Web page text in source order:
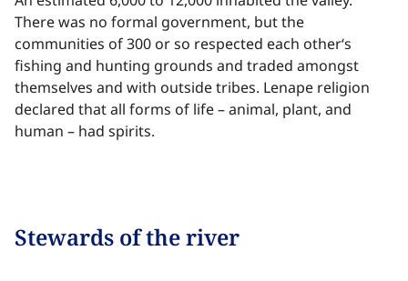
There was no formal government, but the
communities of 300 or so respected each other‘s
fishing and hunting grounds and traded amongst
themselves and with outside tribes. Lenape religion
declared that all forms of life – animal, plant, and
human – had spirits.​​​​‌ ‍ ​‍​‍‌‍ ‌ ​‍‌‍‍‌‌‍‌ ‌‍‍‌‌‍ ‍​‍​‍​ ‍‍​‍​‍‌ ​ ‌‍​‌‌‍ ‍‌‍‍‌‌ ‌​‌ ‍‌​‍ ‍‌‍‍‌‌‍ ​‍​‍​‍ ​​‍​‍‌‍‍​‌ ​‍‌‍‌‌‌‍‌‍​‍​‍​ ‍‍​‍​‍‌‍‍​‌ ‌​‌ ‌​‌ ​​‌ ​ ​ ‍‍​‍ ​‍ ‌‍​ ‌‍ ‌‌ ​ ​‍ ‍‌‍ ‌‌‍​‌‌‍‍‌‌‍ ‍​‍ ‍​ ​‍​ ​​​ ​‍​ ‌​‌ ​‍‌‍‌‌‌‍‌​‌‍‌‌‌ ​ ‌‍‍‌‌‍‌ ‌‍ ‍​‍ ‍‌ ​‍‌‍‍‌‌ ‌‍‌‍‌‌‌ ​‍‌‍‍ ‌‍‌‌‌‍‌‌‌ ​​‌‍‌‌‌ ​‍​‍ ‍‌‍ ‌ ​‍‌‍‌ ​‍ ‌‍‍‌‌‍ ‍‌ ‌​‌‍‌‌‌‍ ‍‌ ‌​​‍ ‌‍‌‌‌‍‌​‌‍‍‌‌ ‌​​‍ ‌‍ ‌‌‍ ‌‍‌​‌‍‌‌​ ‌‌ ​​‌ ​‍‌‍‌‌‌ ​ ‌‍‌‌‌‍ ‍‌ ‌​‌‍​‌‌ ‌​‌‍‍‌‌‍ ‌‍ ‍​ ‍ ‌‍‍‌‌‍‌​​ ‌‌‍‍​‌‍‍‌‌ ​ ‌ ‌​‌‍ ‌ ​‍‌ ‍‌‌​ ‌‍‌‍‌‌‌​‌‍‍​‌‍‌‌‌​‍​‌ ‌‌‌‍‌​‌ ​ ‌‍ ‌‍ ‍‌‌​‍‌‍‍‌‌ ‌‍‌‍‌‌‌ ​‍​ ‍ ‌ ‌​‌ ‍‌‌ ​​‌‍‌‌​ ‌‌‍‍​‌ ‌‌‌‍‌​‌ ​ ‌‍ ‌‍ ‍‌‌ ‌ ​​‌‍​‌‌‍‌ ‌‍‌‌​ ‍ ‌ ​​‌‍​‌‌ ‌​‌‍‍​​ ‌‌‍​ ‌‍ ‌‍ ‍‌ ‌​‌‍‌‌‌‍ ‍‌ ‌​​‍‌‌​ ‌‌‌​​‍‌‌ ‌‍‍ ‌‍‌‌‌ ‍‌​‍‌‌​ ​ ‌​‌​​‍‌‌​ ​ ‌​‌​​‍‌‌​ ​‍​ ​‍​ ‌‌​ ‌ ‌‍​‌​ ‍​​ ‍​‌‍‌‌‌‍‌‌​ ‌​​ ​​​ ​​‌‍​‍​ ​​​‍‌‌​ ​‍​ ​‍​‍‌‌​ ‌‌‌​‌​​‍ ‍‌‍​ ‌‍‍​‌‍‍‌‌‍ ​‌‍‌​‌ ​‍‌‍‌‌‌‍ ‍​‍‌‌​ ‌‌‌​​‍‌‌ ‌‍‍ ‌‍‌‌‌ ‍‌​‍‌‌​ ​ ‌​‌​​‍‌‌​ ​ ‌​‌​​‍‌‌​ ​‍​ ​‍‌‍​‌​ ‌‍​ ​ ‌‍‌‌​ ​‌​ ​‌‌‍​ ​ ​‌​ ‌​​ ​‍​ ​‍‌‍‌‌​ ​​​‍‌‌​ ​‍​ ​‍​‍‌‌​ ‌‌‌​‌​​‍ ‍‌ ‌​‌‍‌‌‌ ‍​‌ ‌​​ ‌‍​‍‌‍​‌‌ ​ ‌‍‌‌‌‌‌‌‌ ​‍‌‍ ​​ ‌‌‍‍​‌ ‌​‌ ‌​‌ ​​‌ ​ ​‍‌‌​ ​ ‌​​‌​‍‌‌​ ​‍‌​‌‍​‍‌‌​ ​‍‌​‌‍‌‍​ ‌‍ ‌‌ ​ ​‍ ‍‌‍ ‌‌‍​‌‌‍‍‌‌‍ ‍​‍ ‍​ ​‍​ ​​​ ​‍​ ‌​‌ ​‍‌‍‌‌‌‍‌​‌‍‌‌‌ ​ ‌‍‍‌‌‍‌ ‌‍ ‍​‍ ‍‌ ​‍‌‍‍‌‌ ‌‍‌‍‌‌‌ ​‍‌‍‍ ‌‍‌‌‌‍‌‌‌ ​​‌‍‌‌‌ ​‍​‍ ‍‌‍ ‌ ​‍‌‍‌ ​‍‌‍‌‍‍‌‌‍‌​​ ‌‌‍‍​‌‍‍‌‌ ​ ‌ ‌​‌‍ ‌ ​‍‌ ‍‌‌​ ‌‍‌‍‌‌‌​‌‍‍​‌‍‌‌‌​‍​‌ ‌‌‌‍‌​‌ ​ ‌‍ ‌‍ ‍‌‌​‍‌‍‍‌‌ ‌‍‌‍‌‌‌ ​‍​‍‌‍‌ ‌​‌ ‍‌‌ ​​‌‍‌‌​ ‌‌‍‍​‌ ‌‌‌‍‌​‌ ​ ‌‍ ‌‍ ‍‌‌ ‌ ​​‌‍​‌‌‍‌ ‌‍‌‌​‍‌‍‌ ​​‌‍​‌‌ ‌​‌‍‍​​ ‌‌‍​ ‌‍ ‌‍ ‍‌ ‌​‌‍‌‌‌‍ ‍‌ ‌​​‍‌‌​ ‌‌‌​​‍‌‌ ‌‍‍ ‌‍‌‌‌ ‍‌​‍‌‌​ ​ ‌​‌​​‍‌‌​ ​ ‌​‌​​‍‌‌​ ​‍​ ​‍​ ‌‌​ ‌ ‌‍​‌​ ‍​​ ‍​‌‍‌‌‌‍‌‌​ ‌​​ ​​​ ​​‌‍​‍​ ​​​‍‌‌​ ​‍​ ​‍​‍‌‌​ ‌‌‌​‌​​‍ ‍‌‍​ ‌‍‍​‌‍‍‌‌‍ ​‌‍‌​‌ ​‍‌‍‌‌‌‍ ‍​‍‌‌​ ‌‌‌​​‍‌‌ ‌‍‍ ‌‍‌‌‌ ‍‌​‍‌‌​ ​ ‌​‌​​‍‌‌​ ​ ‌​‌​​‍‌‌​ ​‍​ ​‍‌‍​‌​ ‌‍​ ​ ‌‍‌‌​ ​‌​ ​‌‌‍​ ​ ​‌​ ‌​​ ​‍​ ​‍‌‍‌‌​ ​​​‍‌‌​ ​‍​ ​‍​‍‌‌​ ‌‌‌​‌​​‍ ‍‌ ‌​‌‍‌‌‌ ‍​‌ ‌​​‍‌‍‌ ​​‌‍‌‌‌ ​‍‌ ​ ‌ ​​‌‍‌‌‌‍​ ‌ ‌​‌‍‍‌‌ ‌‍‌‍‌‌​ ‌‌ ​​‌ ‌‌‌‍​‍‌‍ ​‌‍‍‌‌ ​ ‌‍‍​‌‍‌‌‌‍‌​​‍​‍‌ ‌
Stewards of the river​​​​‌ ‍ ​‍​‍‌‍ ‌ ​‍‌‍‍‌‌‍‌ ‌‍‍‌‌‍ ‍​‍​‍​ ‍‍​‍​‍‌ ​ ‌‍​‌‌‍ ‍‌‍‍‌‌ ‌​‌ ‍‌​‍ ‍‌‍‍‌‌‍ ​‍​‍​‍ ​​‍​‍‌‍‍​‌ ​‍‌‍‌‌‌‍‌‍​‍​‍​ ‍‍​‍​‍‌‍‍​‌ ‌​‌ ‌​‌ ​​‌ ​ ​ ‍‍​‍ ​‍ ‌‍​ ‌‍ ‌‌ ​ ​‍ ‍‌‍ ‌‌‍​‌‌‍‍‌‌‍ ‍​‍ ‍​ ​‍​ ​​​ ​‍​ ‌​‌ ​‍‌‍‌‌‌‍‌​‌‍‌‌‌ ​ ‌‍‍‌‌‍‌ ‌‍ ‍​‍ ‍‌ ​‍‌‍‍‌‌ ‌‍‌‍‌‌‌ ​‍‌‍‍ ‌‍‌‌‌‍‌‌‌ ​​‌‍‌‌‌ ​‍​‍ ‍‌‍ ‌ ​‍‌‍‌ ​‍ ‌‍‍‌‌‍ ‍‌ ‌​‌‍‌‌‌‍ ‍‌ ‌​​‍ ‌‍‌‌‌‍‌​‌‍‍‌‌ ‌​​‍ ‌‍ ‌‌‍ ‌‍‌​‌‍‌‌​ ‌‌ ​​‌ ​‍‌‍‌‌‌ ​ ‌‍‌‌‌‍ ‍‌ ‌​‌‍​‌‌ ‌​‌‍‍‌‌‍ ‌‍ ‍​ ‍ ‌‍‍‌‌‍‌​​ ‌‌‍‍​‌‍‍‌‌ ​ ‌ ‌​‌‍ ‌ ​‍‌ ‍‌‌​ ‌‍‌‍‌‌‌​‌‍‍​‌‍‌‌‌​‍​‌ ‌‌‌‍‌​‌ ​ ‌‍ ‌‍ ‍‌‌​‍‌‍‍‌‌ ‌‍‌‍‌‌‌ ​‍​ ‍ ‌ ‌​‌ ‍‌‌ ​​‌‍‌‌​ ‌‌‍‍​‌ ‌‌‌‍‌​‌ ​ ‌‍ ‌‍ ‍‌‌ ‌ ​​‌‍​‌‌‍‌ ‌‍‌‌​ ‍ ‌ ​​‌‍​‌‌ ‌​‌‍‍​​ ‌‌‍​ ‌‍ ‌‍ ‍‌ ‌​‌‍‌‌‌‍ ‍‌ ‌​​‍‌‌​ ‌‌‌​​‍‌‌ ‌‍‍ ‌‍‌‌‌ ‍‌​‍‌‌​ ​ ‌​‌​​‍‌‌​ ​ ‌​‌​​‍‌‌​ ​‍​ ​‍​ ‍​‌‍‌​​ ​ ‌‍​ ​ ‌‌​ ‌​‌‍‌​​ ​ ​ ‌ ​ ​‌​ ‌​‌‍​ ​‍‌‌​ ​‍​ ​‍​‍‌‌​ ‌‌‌​‌​​‍ ‍‌‍​ ‌‍‍​‌‍‍‌‌‍ ​‌‍‌​‌ ​‍‌‍‌‌‌‍ ‍​‍‌‌​ ‌‌‌​​‍‌‌ ‌‍‍ ‌‍‌‌‌ ‍‌​‍‌‌​ ​ ‌​‌​​‍‌‌​ ​ ‌​‌​​‍‌‌​ ​‍​ ​‍​ ‌‌​ ​‍​ ‌‌​ ​‌​ ‌‍‌‍​‍‌‍​‍‌‍‌​‌‍‌​​ ‌‌​ ‍​​ ‍‌​ ​​​‍‌‌​ ​‍​ ​‍​‍‌‌​ ‌‌‌​‌​​‍ ‍‌ ‌​‌‍‌‌‌ ‍​‌ ‌​​ ‌‍​‍‌‍​‌‌ ​ ‌‍‌‌‌‌‌‌‌ ​‍‌‍ ​​ ‌‌‍‍​‌ ‌​‌ ‌​‌ ​​‌ ​ ​‍‌‌​ ​ ‌​​‌​‍‌‌​ ​‍‌​‌‍​‍‌‌​ ​‍‌​‌‍‌‍​ ‌‍ ‌‌ ​ ​‍ ‍‌‍ ‌‌‍​‌‌‍‍‌‌‍ ‍​‍ ‍​ ​‍​ ​​​ ​‍​ ‌​‌ ​‍‌‍‌‌‌‍‌​‌‍‌‌‌ ​ ‌‍‍‌‌‍‌ ‌‍ ‍​‍ ‍‌ ​‍‌‍‍‌‌ ‌‍‌‍‌‌‌ ​‍‌‍‍ ‌‍‌‌‌‍‌‌‌ ​​‌‍‌‌‌ ​‍​‍ ‍‌‍ ‌ ​‍‌‍‌ ​‍‌‍‌‍‍‌‌‍‌​​ ‌‌‍‍​‌‍‍‌‌ ​ ‌ ‌​‌‍ ‌ ​‍‌ ‍‌‌​ ‌‍‌‍‌‌‌​‌‍‍​‌‍‌‌‌​‍​‌ ‌‌‌‍‌​‌ ​ ‌‍ ‌‍ ‍‌‌​‍‌‍‍‌‌ ‌‍‌‍‌‌‌ ​‍​‍‌‍‌ ‌​‌ ‍‌‌ ​​‌‍‌‌​ ‌‌‍‍​‌ ‌‌‌‍‌​‌ ​ ‌‍ ‌‍ ‍‌‌ ‌ ​​‌‍​‌‌‍‌ ‌‍‌‌​‍‌‍‌ ​​‌‍​‌‌ ‌​‌‍‍​​ ‌‌‍​ ‌‍ ‌‍ ‍‌ ‌​‌‍‌‌‌‍ ‍‌ ‌​​‍‌‌​ ‌‌‌​​‍‌‌ ‌‍‍ ‌‍‌‌‌ ‍‌​‍‌‌​ ​ ‌​‌​​‍‌‌​ ​ ‌​‌​​‍‌‌​ ​‍​ ​‍​ ‍​‌‍‌​​ ​ ‌‍​ ​ ‌‌​ ‌​‌‍‌​​ ​ ​ ‌ ​ ​‌​ ‌​‌‍​ ​‍‌‌​ ​‍​ ​‍​‍‌‌​ ‌‌‌​‌​​‍ ‍‌‍​ ‌‍‍​‌‍‍‌‌‍ ​‌‍‌​‌ ​‍‌‍‌‌‌‍ ‍​‍‌‌​ ‌‌‌​​‍‌‌ ‌‍‍ ‌‍‌‌‌ ‍‌​‍‌‌​ ​ ‌​‌​​‍‌‌​ ​ ‌​‌​​‍‌‌​ ​‍​ ​‍​ ‌‌​ ​‍​ ‌‌​ ​‌​ ‌‍‌‍​‍‌‍​‍‌‍‌​‌‍‌​​ ‌‌​ ‍​​ ‍‌​ ​​​‍‌‌​ ​‍​ ​‍​‍‌‌​ ‌‌‌​‌​​‍ ‍‌ ‌​‌‍‌‌‌ ‍​‌ ‌​​‍‌‍‌ ​​‌‍‌‌‌ ​‍‌ ​ ‌ ​​‌‍‌‌‌‍​ ‌ ‌​‌‍‍‌‌ ‌‍‌‍‌‌​ ‌‌ ​​‌ ‌‌‌‍​‍‌‍ ​‌‍‍‌‌ ​ ‌‍‍​‌‍‌‌‌‍‌​​‍​‍‌ ‌